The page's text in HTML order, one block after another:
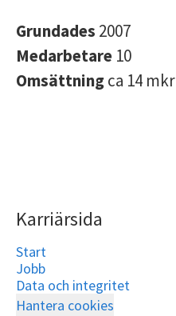
Grundades 2007
Medarbetare 10
Omsättningca 14 mkr
Karriärsida
Start
Jobb
Data och integritet
Hantera cookies